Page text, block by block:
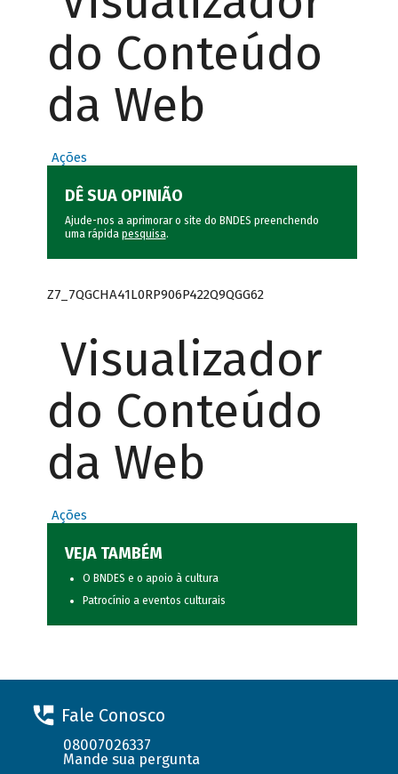
do Conteúdo
da Web
Ações
DÊ SUA OPINIÃO
Ajude-nos a aprimorar o site do BNDES preenchendo
uma rápida pesquisa.
Z7_7QGCHA41L0RP906P422Q9QGG62
Visualizador
do Conteúdo
da Web
Ações
VEJA TAMBÉM
O BNDES e o apoio à cultura
Patrocínio a eventos culturais
Fale Conosco
08007026337
Mande sua pergunta